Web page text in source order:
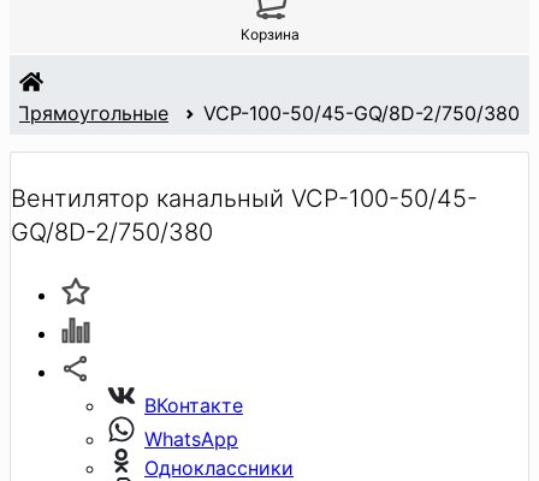
Корзина
Прямоугольные VCP-100-50/45-GQ/8D-2/750/380
Вентилятор канальный VCP-100-50/45-
GQ/8D-2/750/380
ВКонтакте
WhatsApp
Одноклассники